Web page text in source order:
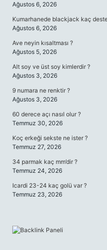
Ağustos 6, 2026
Kumarhanede blackjack kaç
Ağustos 6, 2026
Ave neyin kısaltması ?
Ağustos 5, 2026
Alt soy ve üst soy kimlerdir ?
Ağustos 3, 2026
9 numara ne renktir ?
Ağustos 3, 2026
60 derece açı nasıl olur ?
Temmuz 30, 2026
Koç erkeği sekste ne ister ?
Temmuz 27, 2026
34 parmak kaç mm’dir ?
Temmuz 24, 2026
Icardi 23-24 kaç golü var ?
Temmuz 23, 2026